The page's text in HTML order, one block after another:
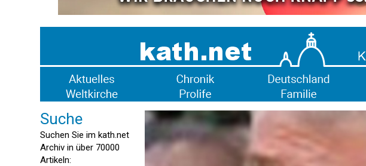
Suche
Suchen Sie im kath.net
Archiv in über 70000
Artikeln: